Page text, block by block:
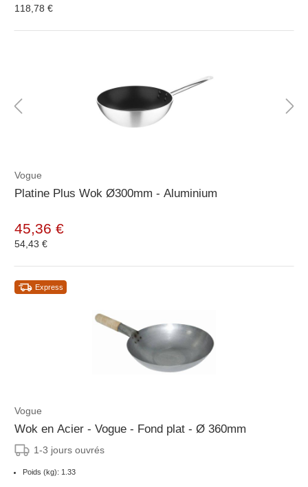
118,78 €
Vogue
Platine Plus Wok Ø300mm - Aluminium
45,36 €
54,43 €
Express
Vogue
Wok en Acier - Vogue - Fond plat - Ø 360mm
1-3 jours ouvrés
Poids (kg): 1.33